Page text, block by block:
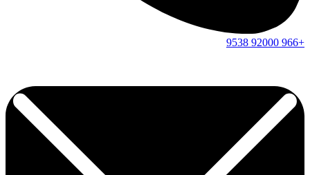
+966
92000
9538